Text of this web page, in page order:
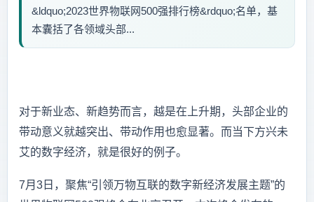
&ldquo;2023世界物联网500强排行榜&rdquo;名单，基
本囊括了各领域头部...
对于新业态、新趋势而言，越是在上升期，头部企业的
带动意义就越突出、带动作用也愈显著。而当下方兴未
艾的数字经济，就是很好的例子。
7月3日，聚焦“引领万物互联的数字新经济发展主题”的